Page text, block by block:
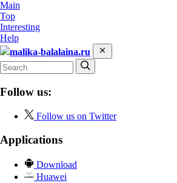
Main
Top
Interesting
Help
malika-balalaina.ru
Follow us:
Follow us on Twitter
Applications
Download
Huawei